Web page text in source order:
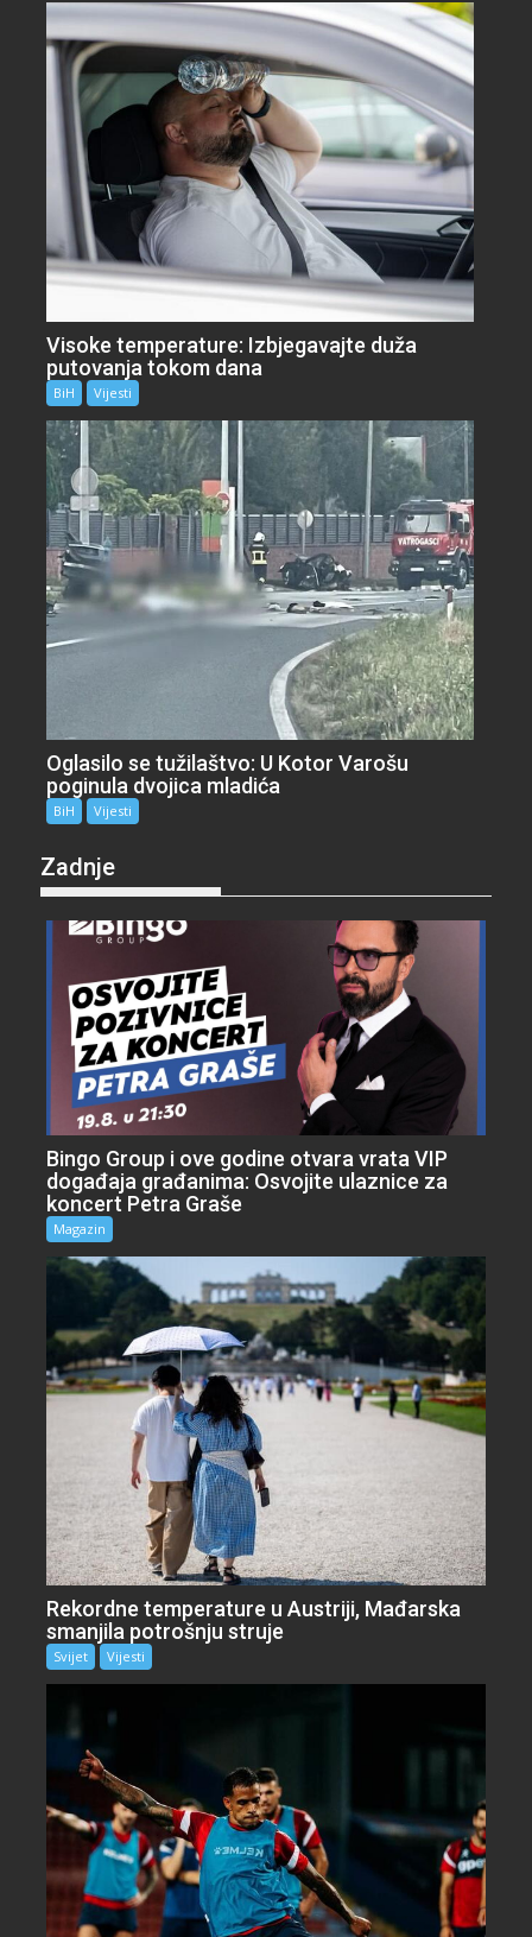
Visoke temperature: Izbjegavajte duža
putovanja tokom dana
BiH Vijesti
Oglasilo se tužilaštvo: U Kotor Varošu
poginula dvojica mladića
BiH Vijesti
Zadnje
Bingo Group i ove godine otvara vrata VIP
događaja građanima: Osvojite ulaznice za
koncert Petra Graše
Magazin
Rekordne temperature u Austriji, Mađarska
smanjila potrošnju struje
Svijet Vijesti